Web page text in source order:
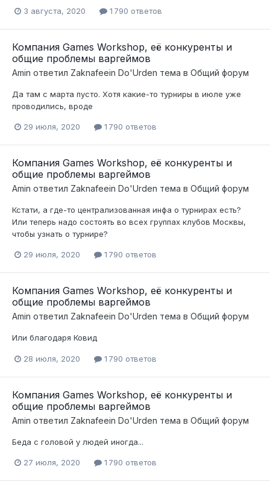
3 августа, 2020 1 790 ответов
Компания Games Workshop, её конкуренты и
общие проблемы варгеймов
Amin ответил Zaknafeein Do'Urden тема в Общий форум
Да там с марта пусто. Хотя какие-то турниры в июле уже
проводились, вроде
29 июля, 2020 1 790 ответов
Компания Games Workshop, её конкуренты и
общие проблемы варгеймов
Amin ответил Zaknafeein Do'Urden тема в Общий форум
Кстати, а где-то централизованная инфа о турнирах есть?
Или теперь надо состоять во всех группах клубов Москвы,
чтобы узнать о турнире?
29 июля, 2020 1 790 ответов
Компания Games Workshop, её конкуренты и
общие проблемы варгеймов
Amin ответил Zaknafeein Do'Urden тема в Общий форум
Или благодаря Ковид
28 июля, 2020 1 790 ответов
Компания Games Workshop, её конкуренты и
общие проблемы варгеймов
Amin ответил Zaknafeein Do'Urden тема в Общий форум
Беда с головой у людей иногда...
27 июля, 2020 1 790 ответов